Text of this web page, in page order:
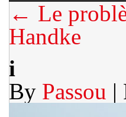
← Le
Handke
i
By Passou |